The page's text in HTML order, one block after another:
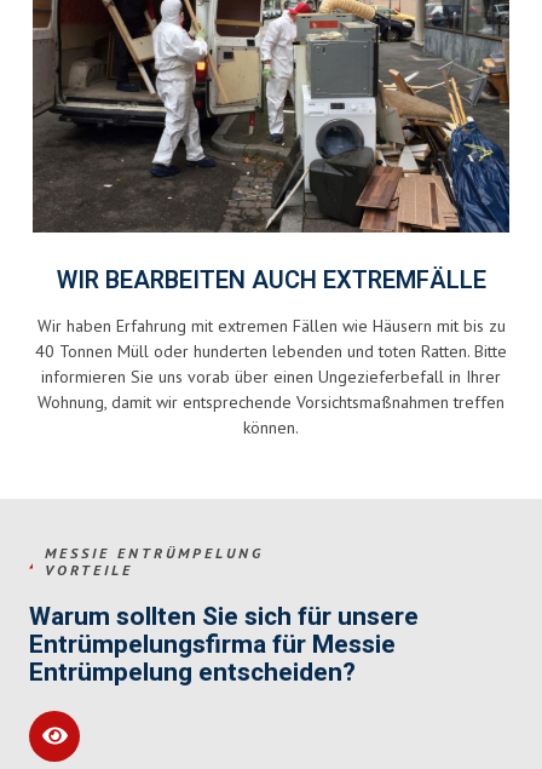
WIR BEARBEITEN AUCH EXTREMFÄLLE
Wir haben Erfahrung mit extremen Fällen wie Häusern mit bis zu
40 Tonnen Müll oder hunderten lebenden und toten Ratten. Bitte
informieren Sie uns vorab über einen Ungezieferbefall in Ihrer
Wohnung, damit wir entsprechende Vorsichtsmaßnahmen treffen
können.
MESSIE ENTRÜMPELUNG
VORTEILE
Warum sollten Sie sich für unsere
Entrümpelungsfirma für Messie
Entrümpelung entscheiden?